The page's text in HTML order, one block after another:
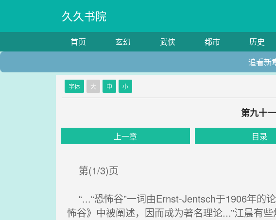
久久书院
首页 玄幻 武侠 都市 历史
追看新
字体 大 中 小
第九十
上一章 目录
第(1/3)页
“...“恐怖谷”一词由Ernst-Jentsch于1906年的
怖谷》中被阐述，因而成为著名理论...”江晨有